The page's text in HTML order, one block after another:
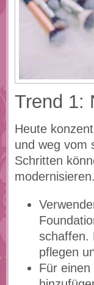
Trend 1:
Heute
und weg vom
Schritten
schaffen.
pflegen
Für